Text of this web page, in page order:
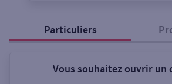
Sélectionnez votre recherche
Particuliers
Vous souhaitez ouvrir un